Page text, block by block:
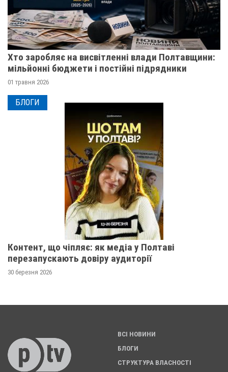
Хто заробляє на висвітленні влади Полтавщини:
мільйонні бюджети і постійні підрядники
01 травня 2026
БЛОГИ
Контент, що чіпляє: як медіа у Полтаві
перезапускають довіру аудиторії
30 березня 2026
ВСІ НОВИНИ
БЛОГИ
СТРУКТУРА ВЛАСНОСТІ